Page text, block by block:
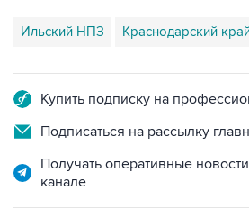
Ильский НПЗ Краснодарский
Купить подписку на
Подписаться на рассылку
Получать оперативные
канале